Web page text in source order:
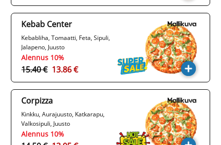
Kebab Center
Kebabliha, Tomaatti, Feta, Sipuli,
Jalapeno, Juusto
Alennus 10%
15.40 € 13.86 €
Corpizza
Kinkku, Aurajuusto, Katkarapu,
Valkosipuli, Juusto
Alennus 10%